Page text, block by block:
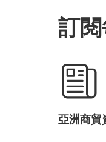
訂
亞洲商貿